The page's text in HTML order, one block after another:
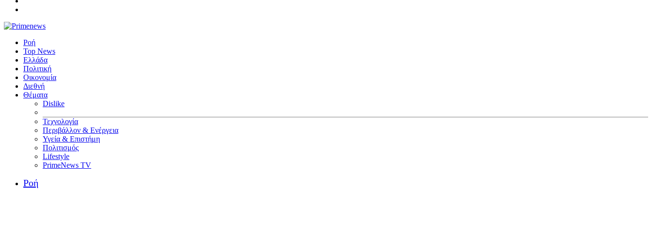
Ροή
Top News
Ελλάδα
Πολιτική
Οικονομία
Διεθνή
Θέματα
Dislike
Τεχνολογία
Περιβάλλον & Ενέργεια
Υγεία & Επιστήμη
Πολιτισμός
Lifestyle
PrimeNews TV
Ροή